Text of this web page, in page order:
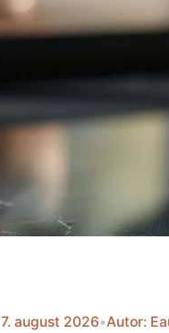
7. august 2026•Autor: